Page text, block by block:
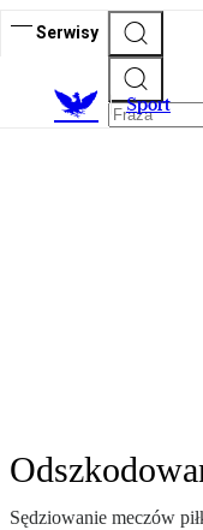
Serwisy
Sport
Sędziowanie meczów